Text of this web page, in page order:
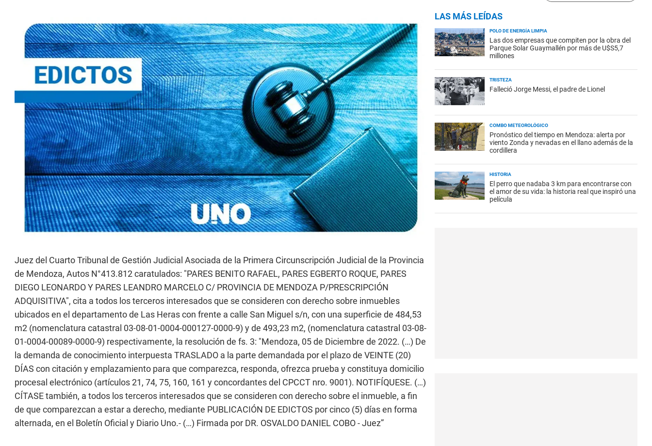
Juez del Cuarto Tribunal de Gestión Judicial Asociada de la Primera Circunscripción Judicial de la Provincia
de Mendoza, Autos N°413.812 caratulados: "PARES BENITO RAFAEL, PARES EGBERTO ROQUE, PARES
DIEGO LEONARDO Y PARES LEANDRO MARCELO C/ PROVINCIA DE MENDOZA P/PRESCRIPCIÓN
ADQUISITIVA", cita a todos los terceros interesados que se consideren con derecho sobre inmuebles
ubicados en el departamento de Las Heras con frente a calle San Miguel s/n, con una superficie de 484,53
m2 (nomenclatura catastral 03-08-01-0004-000127-0000-9) y de 493,23 m2, (nomenclatura catastral 03-08-
01-0004-00089-0000-9) respectivamente, la resolución de fs. 3: "Mendoza, 05 de Diciembre de 2022. (…) De
la demanda de conocimiento interpuesta TRASLADO a la parte demandada por el plazo de VEINTE (20)
DÍAS con citación y emplazamiento para que comparezca, responda, ofrezca prueba y constituya domicilio
procesal electrónico (artículos 21, 74, 75, 160, 161 y concordantes del CPCCT nro. 9001). NOTIFÍQUESE. (…)
CÍTASE también, a todos los terceros interesados que se consideren con derecho sobre el inmueble, a fin
de que comparezcan a estar a derecho, mediante PUBLICACIÓN DE EDICTOS por cinco (5) días en forma
alternada, en el Boletín Oficial y Diario Uno.- (…) Firmada por DR. OSVALDO DANIEL COBO - Juez”
LAS MÁS LEÍDAS
POLO DE ENERGÍA LIMPIA
Las dos empresas que compiten por la obra del
Parque Solar Guaymallén por más de U$S5,7
millones
TRISTEZA
Falleció Jorge Messi, el padre de Lionel
COMBO METEOROLÓGICO
Pronóstico del tiempo en Mendoza: alerta por
viento Zonda y nevadas en el llano además de la
cordillera
HISTORIA
El perro que nadaba 3 km para encontrarse con
el amor de su vida: la historia real que inspiró una
película